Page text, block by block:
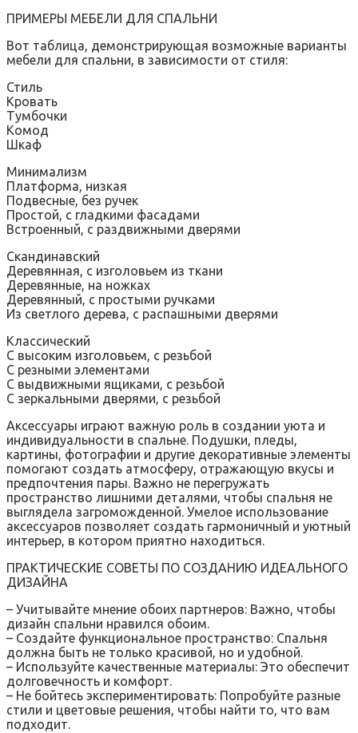
ПРИМЕРЫ МЕБЕЛИ ДЛЯ СПАЛЬНИ
Вот таблица, демонстрирующая возможные варианты
мебели для спальни, в зависимости от стиля:
Стиль
Кровать
Тумбочки
Комод
Шкаф
Минимализм
Платформа, низкая
Подвесные, без ручек
Простой, с гладкими фасадами
Встроенный, с раздвижными дверями
Скандинавский
Деревянная, с изголовьем из ткани
Деревянные, на ножках
Деревянный, с простыми ручками
Из светлого дерева, с распашными дверями
Классический
С высоким изголовьем, с резьбой
С резными элементами
С выдвижными ящиками, с резьбой
С зеркальными дверями, с резьбой
Аксессуары играют важную роль в создании уюта и
индивидуальности в спальне. Подушки, пледы,
картины, фотографии и другие декоративные элементы
помогают создать атмосферу, отражающую вкусы и
предпочтения пары. Важно не перегружать
пространство лишними деталями, чтобы спальня не
выглядела загроможденной. Умелое использование
аксессуаров позволяет создать гармоничный и уютный
интерьер, в котором приятно находиться.
ПРАКТИЧЕСКИЕ СОВЕТЫ ПО СОЗДАНИЮ ИДЕАЛЬНОГО
ДИЗАЙНА
– Учитывайте мнение обоих партнеров: Важно, чтобы
дизайн спальни нравился обоим.
– Создайте функциональное пространство: Спальня
должна быть не только красивой, но и удобной.
– Используйте качественные материалы: Это обеспечит
долговечность и комфорт.
– Не бойтесь экспериментировать: Попробуйте разные
стили и цветовые решения, чтобы найти то, что вам
подходит.